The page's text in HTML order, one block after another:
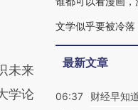
章
结而
未来
学论
最新文章
06:37
财经早知